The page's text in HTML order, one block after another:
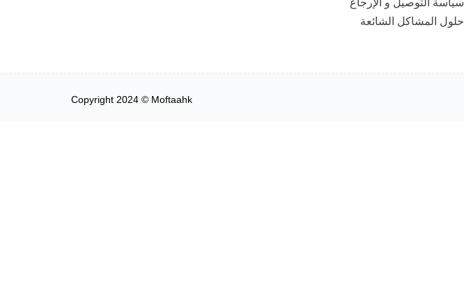
سياسة التوصيل و الإرجاع
حلول المشاكل الشائعة
Copyright 2024 © Moftaahk